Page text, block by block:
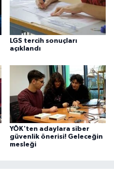
LGS tercih sonuçları
açıklandı
YÖK'ten adaylara siber
güvenlik önerisi! Geleceğin
mesleği